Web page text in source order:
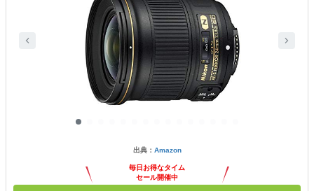
出典： Amazon
毎日お得なタイム
セール開催中